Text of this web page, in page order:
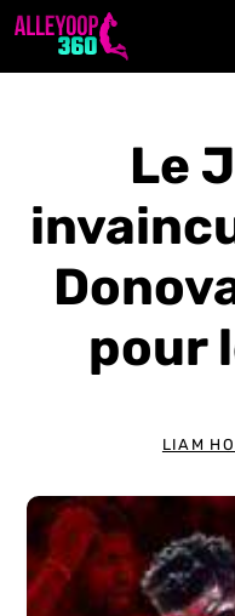
Aller
Le
pour
LIAM